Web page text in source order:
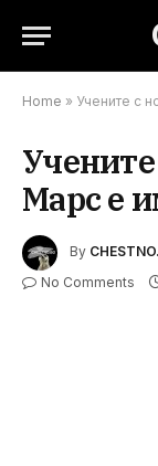
Home » Учените с
Марс е
By
No Comments